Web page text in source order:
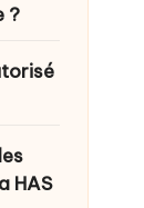
?
HAS